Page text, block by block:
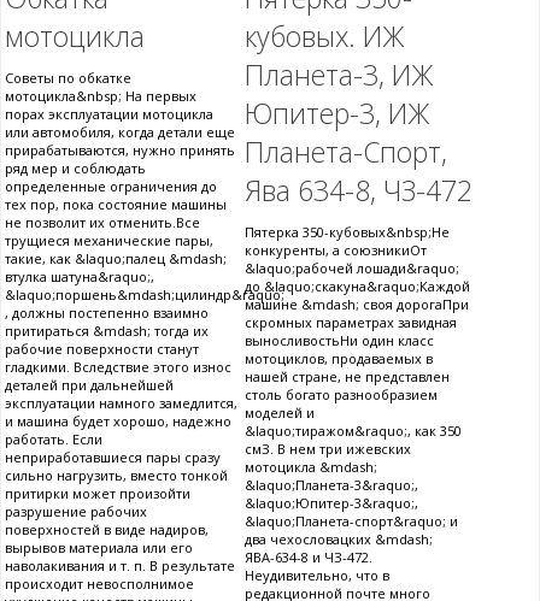
мотоцикла
Советы по обкатке
мотоцикла&nbsp; На первых
порах эксплуатации мотоцикла
или автомобиля, когда детали еще
прирабатываются, нужно принять
ряд мер и соблюдать
определенные ограничения до
тех пор, пока состояние машины
не позволит их отменить.Все
трущиеся механические пары,
такие, как &laquo;палец &mdash;
втулка шатуна&raquo;,
&laquo;поршень&mdash;цилиндр&raquo;
, должны постепенно взаимно
притираться &mdash; тогда их
рабочие поверхности станут
гладкими. Вследствие этого износ
деталей при дальнейшей
эксплуатации намного замедлится,
и машина будет хорошо, надежно
работать. Если
неприработавшиеся пары сразу
сильно нагрузить, вместо тонкой
притирки может произойти
разрушение рабочих
поверхностей в виде надиров,
вырывов материала или его
наволакивания и т. п. В результате
происходит невосполнимое
кубовых. ИЖ
Планета-3, ИЖ
Юпитер-3, ИЖ
Планета-Спорт,
Ява 634-8, ЧЗ-472
Пятерка 350-кубовых&nbsp;Не
конкуренты, а союзникиОт
&laquo;рабочей лошади&raquo;
до &laquo;скакуна&raquo;Каждой
машине &mdash; своя дорогаПри
скромных параметрах завидная
выносливостьНи один класс
мотоциклов, продаваемых в
нашей стране, не представлен
столь богато разнообразием
моделей и
&laquo;тиражом&raquo;, как 350
смЗ. В нем три ижевских
мотоцикла &mdash;
&laquo;Планета-3&raquo;,
&laquo;Юпитер-3&raquo;,
&laquo;Планета-спорт&raquo; и
два чехословацких &mdash;
ЯВА-634-8 и ЧЗ-472.
Неудивительно, что в
редакционной почте много